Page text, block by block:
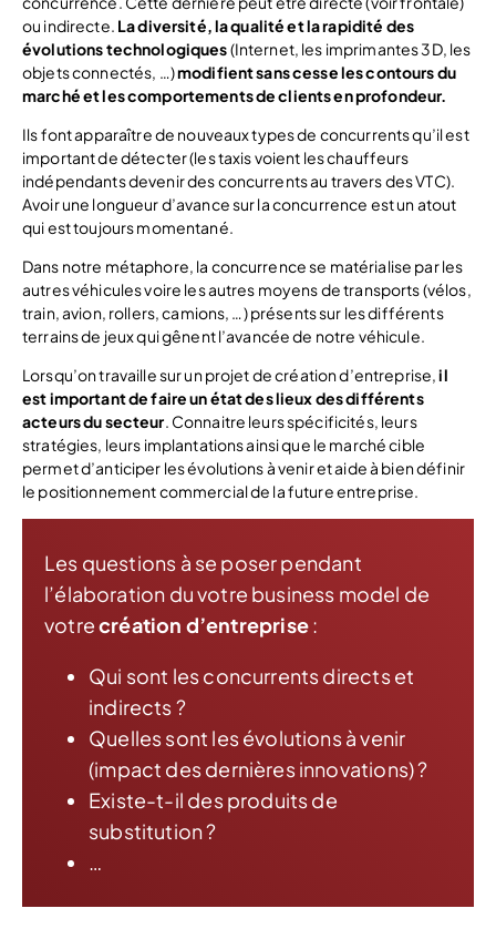
ou indirecte. La diversité, la qualité et la rapidité des
évolutions technologiques(Internet, les imprimantes 3D, les
objets connectés, …)modifient sans cesse les contours du
marché et les comportements de clients en profondeur.
Ils font apparaître de nouveaux types de concurrents qu’il est
important de détecter (les taxis voient les chauffeurs
indépendants devenir des concurrents au travers des VTC).
Avoir une longueur d’avance sur la concurrence est un atout
qui est toujours momentané.
Dans notre métaphore, la concurrence se matérialise par les
autres véhicules voire les autres moyens de transports (vélos,
train, avion, rollers, camions, …) présents sur les différents
terrains de jeux qui gênent l’avancée de notre véhicule.
Lorsqu’on travaille sur un projet de création d’entreprise,il
est important de faire un état des lieux des différents
acteurs du secteur. Connaitre leurs spécificités, leurs
stratégies, leurs implantations ainsi que le marché cible
permet d’anticiper les évolutions à venir et aide à bien définir
le positionnement commercial de la future entreprise.
Les questions à se poser pendant
l’élaboration du votre business model de
votrecréation d’entreprise:
Qui sont les concurrents directs et
indirects ?
Quelles sont les évolutions à venir
(impact des dernières innovations) ?
Existe-t-il des produits de
substitution ?
…